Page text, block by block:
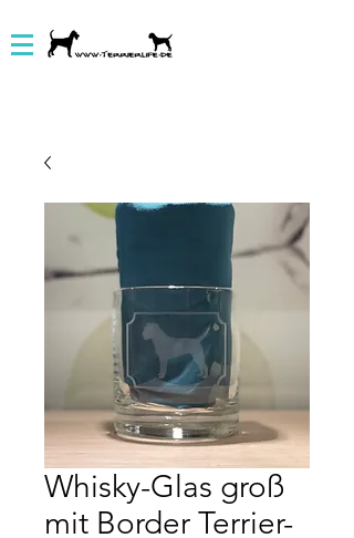
Whisky-Glas groß
mit Border Terrier-